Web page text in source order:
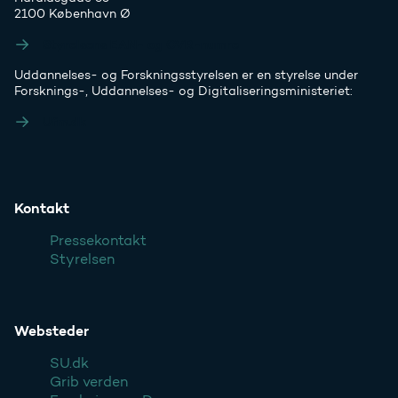
2100 København Ø
Uddannelses- og Forskningsstyrelsen er en styrelse under
Forsknings-, Uddannelses- og Digitaliseringsministeriet:
Kontakt
Pressekontakt
Styrelsen
Websteder
SU.dk
Grib verden